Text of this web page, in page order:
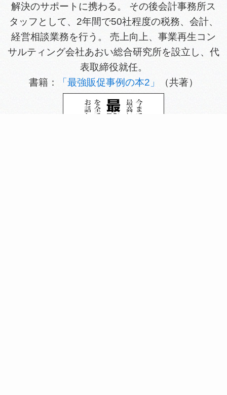
解決のサポートに携わる。 その後会計事務所ス
タッフとして、2年間で50社程度の税務、会計、
経営相談業務を行う。 売上向上、事業再生コン
サルティング会社あおい総合研究所を設立し、代
表取締役就任。
書籍：
「最強販促事例の本2」 （共著）